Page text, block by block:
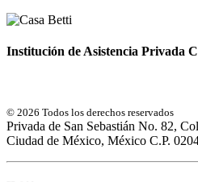
Institución de Asistencia Privada
© 2026 Todos los derechos reservados
Privada de San Sebastián No. 82,
Ciudad de México, México C.P.